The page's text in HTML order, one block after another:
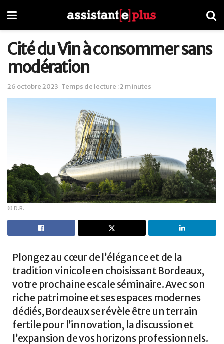
Cité du Vin à consommer sans
modération
26 octobre 2023 Temps de lecture : 2 minutes
© D.R.
Plongez au cœur de l’élégance et de la
tradition vinicole en choisissant Bordeaux,
votre prochaine escale séminaire. Avec son
riche patrimoine et ses espaces modernes
dédiés, Bordeaux se révèle être un terrain
fertile pour l’innovation, la discussion et
l’expansion de vos horizons professionnels.